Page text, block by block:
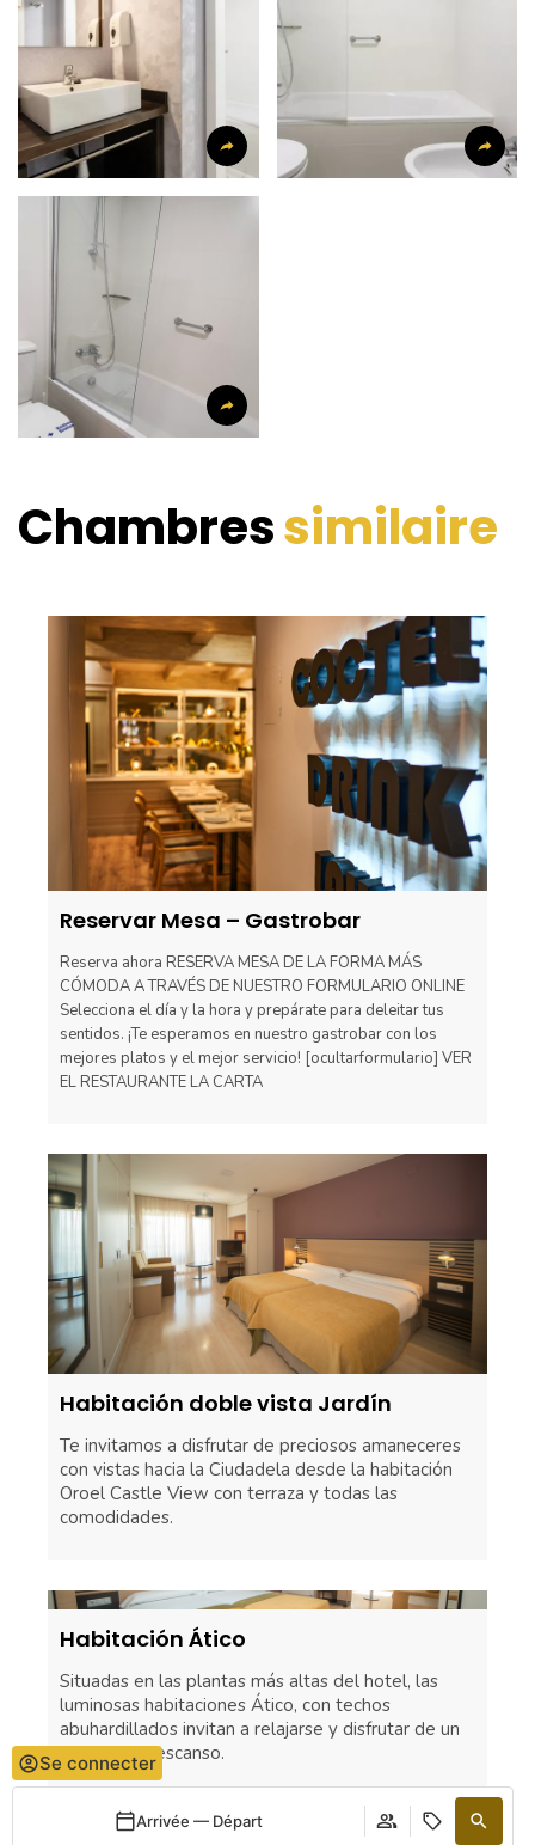
Chambressimilaire
Reservar Mesa – Gastrobar
Reserva ahora RESERVA MESA DE LA FORMA MÁS
CÓMODA A TRAVÉS DE NUESTRO FORMULARIO ONLINE
Selecciona el día y la hora y prepárate para deleitar tus
sentidos. ¡Te esperamos en nuestro gastrobar con los
mejores platos y el mejor servicio! [ocultarformulario] VER
EL RESTAURANTE LA CARTA
Habitación doble vista Jardín
Te invitamos a disfrutar de preciosos amaneceres
con vistas hacia la Ciudadela desde la habitación
Oroel Castle View con terraza y todas las
comodidades.
Habitación Ático
Situadas en las plantas más altas del hotel, las
luminosas habitaciones Ático, con techos
abuhardillados invitan a relajarse y disfrutar de un
reparador descanso.
Se connecter
Arrivée — Départ